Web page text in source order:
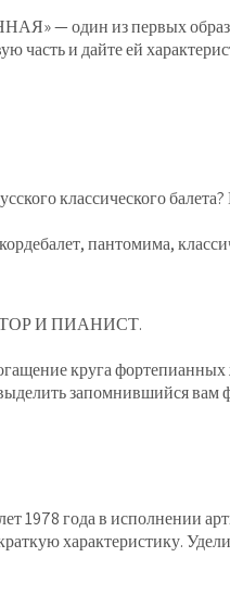
из первых
часть и дайте ей
классического
пантомима,
И ПИАНИСТ.
круга
запомнившийся вам
1978 года в исполнении
характеристику.